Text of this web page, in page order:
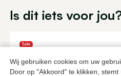
Wij gebruiken cookies om uw
Door op "Akkoord" te klikken,
Is dit iets voor
Sale